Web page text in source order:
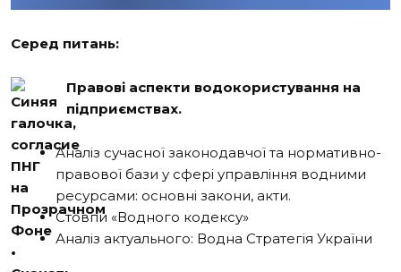
Серед питань:
Правові аспекти водокористування на
підприємствах.
Аналіз сучасної законодавчої та нормативно-
правової бази у сфері управління водними
ресурсами: основні закони, акти.
Стовпи «Водного кодексу»
Аналіз актуального: Водна Стратегія України